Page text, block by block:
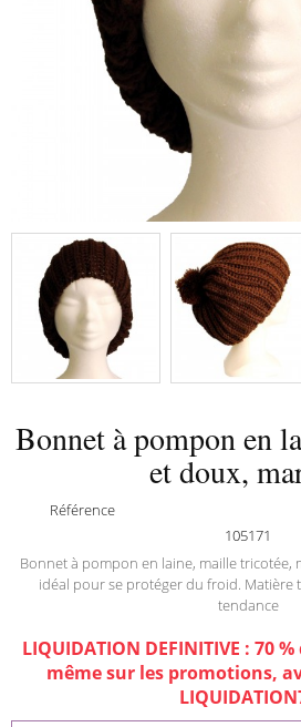
Bonnet à pompon en
et doux,
Référence
105171
Bonnet à pompon en laine, maille tricotée,
idéal pour se protéger du froid. Matière
tendance
LIQUIDATION DEFINITIVE : 70
même sur les promotions,